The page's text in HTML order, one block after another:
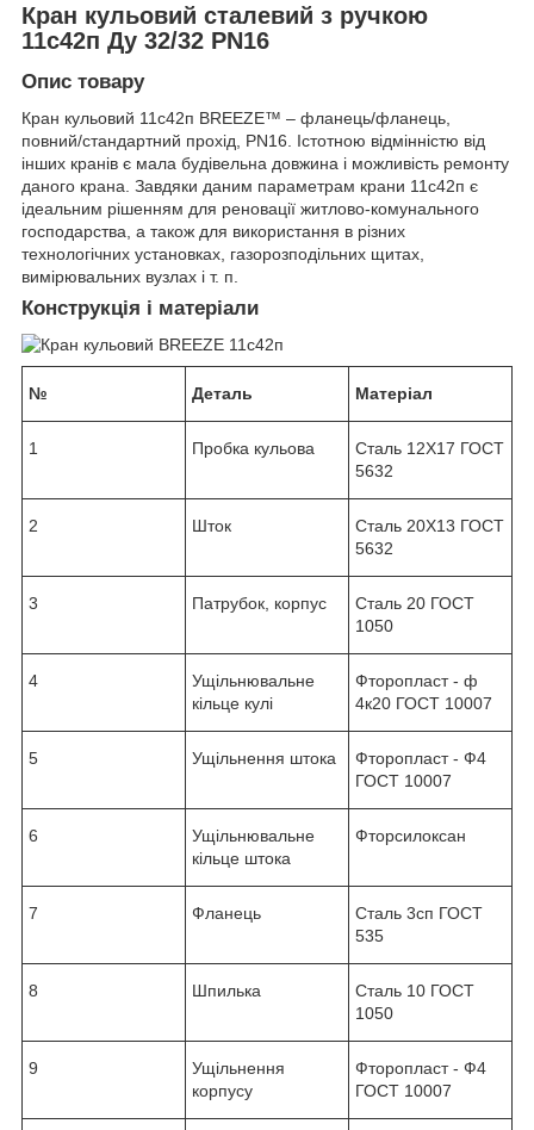
Кран кульовий сталевий з ручкою
11с42п Ду 32/32 PN16
Опис товару
Кран кульовий 11с42п BREEZE™ – фланець/фланець,
повний/стандартний прохід, PN16. Істотною відмінністю від
інших кранів є мала будівельна довжина і можливість ремонту
даного крана. Завдяки даним параметрам крани 11с42п є
ідеальним рішенням для реновації житлово-комунального
господарства, а також для використання в різних
технологічних установках, газорозподільних щитах,
вимірювальних вузлах і т. п.
Конструкція і матеріали
№ Деталь Матеріал
1 Пробка кульова
Сталь 12Х17 ГОСТ
5632
2 Шток
Сталь 20Х13 ГОСТ
5632
3 Патрубок, корпус
Сталь 20 ГОСТ
1050
4
Ущільнювальне
кільце кулі
Фторопласт - ф
4к20 ГОСТ 10007
5 Ущільнення штока
Фторопласт - Ф4
ГОСТ 10007
6
Ущільнювальне
кільце штока
Фторсилоксан
7 Фланець
Сталь 3сп ГОСТ
535
8 Шпилька
Сталь 10 ГОСТ
1050
9
Ущільнення
корпусу
Фторопласт - Ф4
ГОСТ 10007